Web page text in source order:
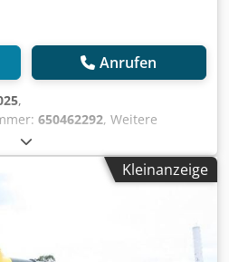
- Conveyor belt in U-Beam,
- Sieve with a screen for
- Drum dryer and mixer
gear box, electric motor 15hp. -
with fuel spraying by
system that consists of
system Sistex complete
* more machines, mixing
Dedpfxehd Nb Ds Antock
Anrufen
,
650462292, Weitere
MARINI IRON T-BOX
Baujahr: 2021
50 to./h. - CE
7,3 MW - Mischer: rotierend -
- control cabin with
Kleinanzeige